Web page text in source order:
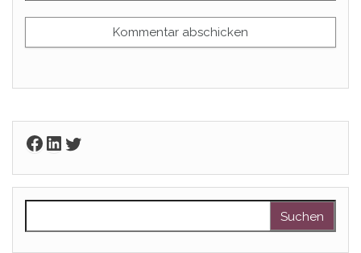
Facebook
LinkedIn
Twitter